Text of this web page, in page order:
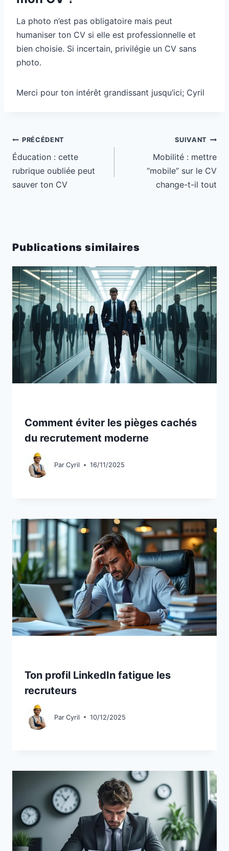
La photo n’est pas obligatoire mais peut
humaniser ton CV si elle est professionnelle et
bien choisie. Si incertain, privilégie un CV sans
photo.
Merci pour ton intérêt grandissant jusqu’ici; Cyril
Navigation
de
l’article
PRÉCÉDENT
Éducation : cette
rubrique oubliée peut
sauver ton CV
SUIVANT
Mobilité : mettre
“mobile” sur le CV
change-t-il tout
Publications similaires
Comment éviter les pièges cachés
du recrutement moderne
Par Cyril 16/11/2025
Ton profil LinkedIn fatigue les
recruteurs
Par Cyril 10/12/2025